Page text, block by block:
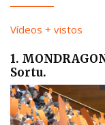
Vídeos + vistos
1.
Sortu.